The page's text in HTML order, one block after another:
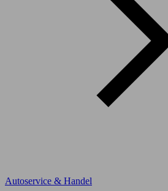
Autoservice & Handel